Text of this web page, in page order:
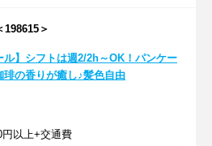
＞
ル】シフトは週2/2h～OK！パンケー
琲の香りが癒し♪髪色自由
円以上+交通費